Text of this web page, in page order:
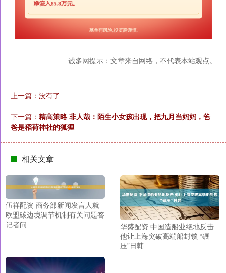
诚多网提示：文章来自网络，不代表本站观点。
上一篇：没有了
下一篇： 精高策略 非人哉：陌生小女孩出现，把九月当妈妈，爸
爸是稻荷神社的狐狸
相关文章
伍祥配资 商务部新闻发言人就
欧盟碳边境调节机制有关问题答
记者问
华盛配资 中国造船业绝地反击
他让上海突破高端船封锁 “碾
压”日韩